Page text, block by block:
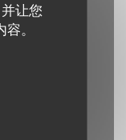
让您
。